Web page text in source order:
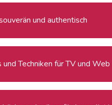
und authentisch
Techniken für TV und Web